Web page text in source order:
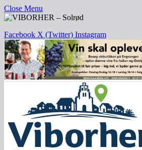
Close Menu
Facebook X (Twitter) Instagram